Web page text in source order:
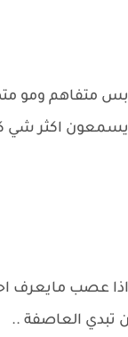
متفاهم ومو
اكثر شي
عصب مايعرف
تبدي العاصفة ..